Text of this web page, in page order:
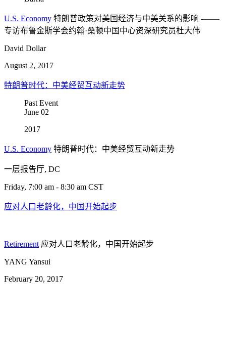
U.S. Economy 特朗普政策对美国经济与中美关系的影响 -——
专访布鲁金斯学会约翰·桑顿中国中心资深研究员杜大伟
David Dollar
August 2, 2017
特朗普时代：中美经贸互动新走势
Past Event
June 02
2017
U.S. Economy 特朗普时代：中美经贸互动新走势
一层报告厅, DC
Friday, 7:00 am - 8:30 am CST
应对人口老龄化，中国开始起步
Retirement 应对人口老龄化，中国开始起步
YANG Yansui
February 20, 2017